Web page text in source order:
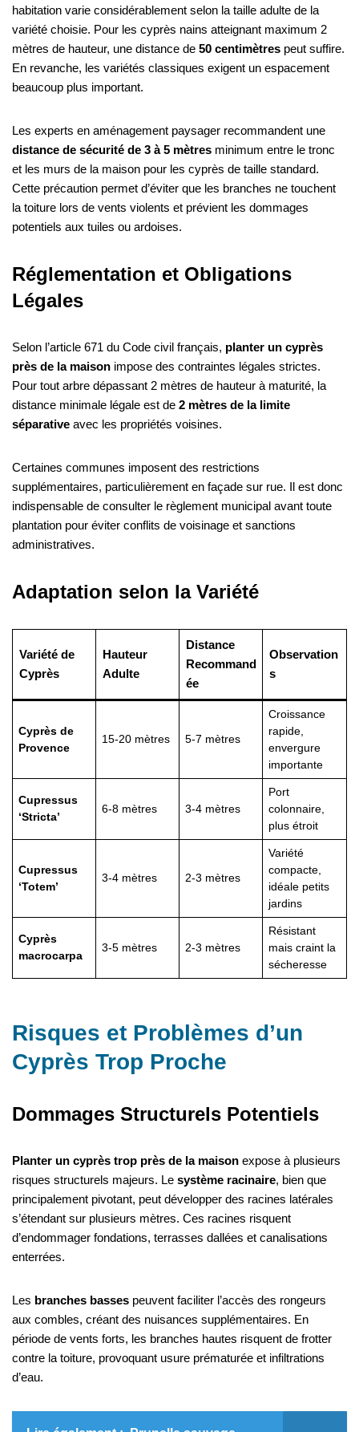
habitation varie considérablement selon la taille adulte de la
variété choisie. Pour les cyprès nains atteignant maximum 2
mètres de hauteur, une distance de 50 centimètres peut suffire.
En revanche, les variétés classiques exigent un espacement
beaucoup plus important.
Les experts en aménagement paysager recommandent une
distance de sécurité de 3 à 5 mètres minimum entre le tronc
et les murs de la maison pour les cyprès de taille standard.
Cette précaution permet d’éviter que les branches ne touchent
la toiture lors de vents violents et prévient les dommages
potentiels aux tuiles ou ardoises.
Réglementation et Obligations
Légales
Selon l’article 671 du Code civil français, planter un cyprès
près de la maison impose des contraintes légales strictes.
Pour tout arbre dépassant 2 mètres de hauteur à maturité, la
distance minimale légale est de 2 mètres de la limite
séparative avec les propriétés voisines.
Certaines communes imposent des restrictions
supplémentaires, particulièrement en façade sur rue. Il est donc
indispensable de consulter le règlement municipal avant toute
plantation pour éviter conflits de voisinage et sanctions
administratives.
Adaptation selon la Variété
Variété de
Cyprès
Hauteur
Adulte
Distance
Recommand
ée
Observation
s
Cyprès de
Provence
15-20 mètres 5-7 mètres
Croissance
rapide,
envergure
importante
Cupressus
‘Stricta’
6-8 mètres 3-4 mètres
Port
colonnaire,
plus étroit
Cupressus
‘Totem’
3-4 mètres 2-3 mètres
Variété
compacte,
idéale petits
jardins
Cyprès
macrocarpa
3-5 mètres 2-3 mètres
Résistant
mais craint la
sécheresse
Risques et Problèmes d’un
Cyprès Trop Proche
Dommages Structurels Potentiels
Planter un cyprès trop près de la maison expose à plusieurs
risques structurels majeurs. Le système racinaire, bien que
principalement pivotant, peut développer des racines latérales
s’étendant sur plusieurs mètres. Ces racines risquent
d’endommager fondations, terrasses dallées et canalisations
enterrées.
Les branches basses peuvent faciliter l’accès des rongeurs
aux combles, créant des nuisances supplémentaires. En
période de vents forts, les branches hautes risquent de frotter
contre la toiture, provoquant usure prématurée et infiltrations
d’eau.